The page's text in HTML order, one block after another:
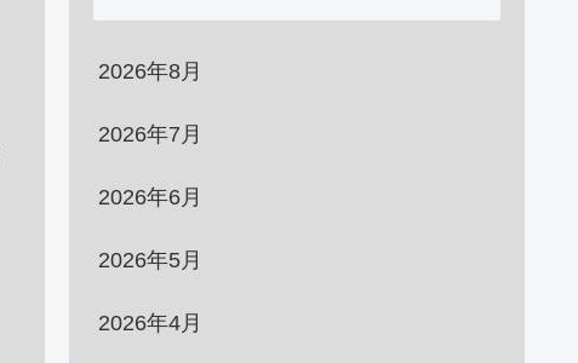
2026年8月
2026年7月
2026年6月
2026年5月
2026年4月